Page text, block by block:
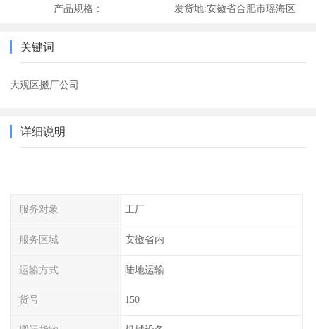
产品规格： 发货地:安徽省合肥市瑶海区
关键词
大观区搬厂公司
详细说明
服务对象 工厂
服务区域 安徽省内
运输方式 陆地运输
货号 150